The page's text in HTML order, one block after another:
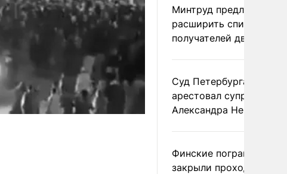
Минтруд предложил
расширить список
получателей двух
Суд Петербурга заочно
арестовал супругу
Александра Невзорова
Финские пограничники
закрыли проходы для